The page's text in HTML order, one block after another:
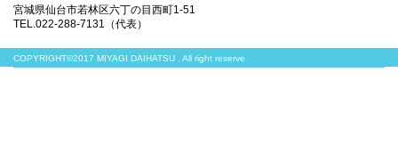
宮城県仙台市若林区六丁の目西町1-51
TEL.022-288-7131（代表）
COPYRIGHT©2017 MIYAGI DAIHATSU , All right reserve